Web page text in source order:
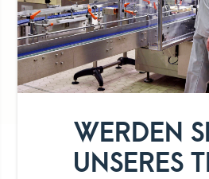
WERDEN
UNSERES
100%
Milch
UNSER